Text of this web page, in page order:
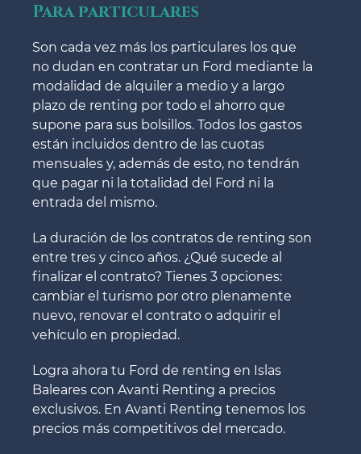
Para particulares
Son cada vez más los particulares los que
no dudan en contratar un Ford mediante la
modalidad de alquiler a medio y a largo
plazo de renting por todo el ahorro que
supone para sus bolsillos. Todos los gastos
están incluidos dentro de las cuotas
mensuales y, además de esto, no tendrán
que pagar ni la totalidad del Ford ni la
entrada del mismo.
La duración de los contratos de renting son
entre tres y cinco años. ¿Qué sucede al
finalizar el contrato? Tienes 3 opciones:
cambiar el turismo por otro plenamente
nuevo, renovar el contrato o adquirir el
vehículo en propiedad.
Logra ahora tu Ford de renting en Islas
Baleares con Avanti Renting a precios
exclusivos. En Avanti Renting tenemos los
precios más competitivos del mercado.